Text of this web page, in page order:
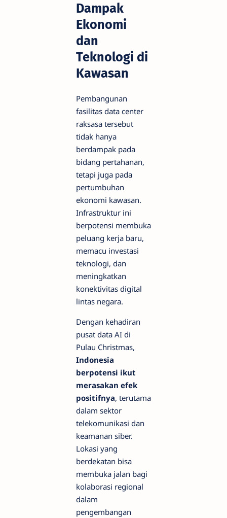
Dampak
Ekonomi
dan
Teknologi di
Kawasan
Pembangunan
fasilitas data center
raksasa tersebut
tidak hanya
berdampak pada
bidang pertahanan,
tetapi juga pada
pertumbuhan
ekonomi kawasan.
Infrastruktur ini
berpotensi membuka
peluang kerja baru,
memacu investasi
teknologi, dan
meningkatkan
konektivitas digital
lintas negara.
Dengan kehadiran
pusat data AI di
Pulau Christmas,
Indonesia
berpotensi ikut
merasakan efek
positifnya, terutama
dalam sektor
telekomunikasi dan
keamanan siber.
Lokasi yang
berdekatan bisa
membuka jalan bagi
kolaborasi regional
dalam
pengembangan